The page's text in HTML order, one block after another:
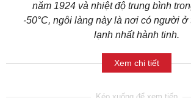
năm 1924 và nhiệt độ trung bình
-50°C, ngôi làng này là nơi có người
lạnh nhất hành tinh.
Xem chi tiết